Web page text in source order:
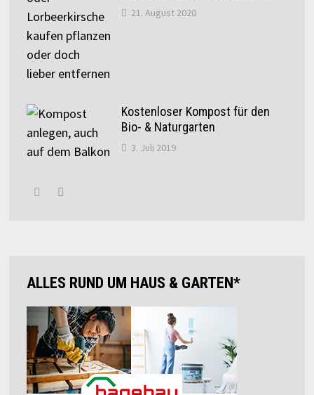
21. August 2020
Kostenloser Kompost für den
Bio- & Naturgarten
3. Juli 2019
ALLES RUND UM HAUS & GARTEN*